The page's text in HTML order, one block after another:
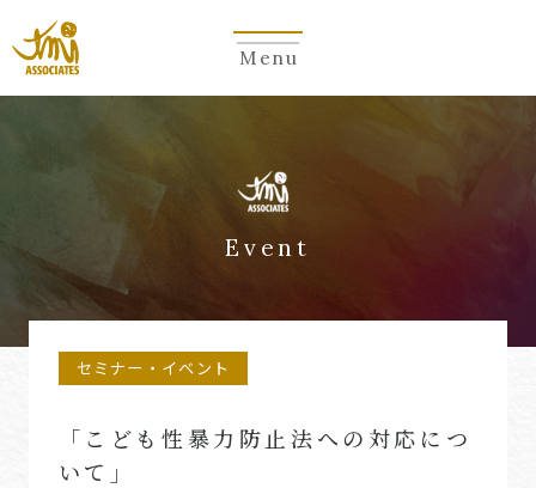
Menu
Event
セミナー・イベント
「こども性暴力防止法への対応につ
いて」